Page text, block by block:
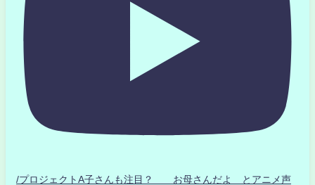
/プロジェクトA子さんも注目？ お母さんだよ とアニメ声